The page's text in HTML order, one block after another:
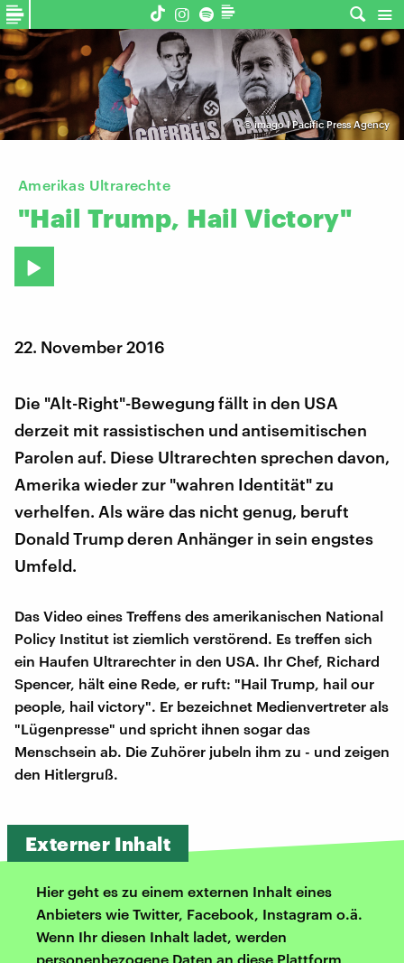
©imago I Pacific Press Agency
Amerikas Ultrarechte
"Hail Trump, Hail Victory"
22. November 2016
Die "Alt-Right"-Bewegung fällt in den USA
derzeit mit rassistischen und antisemitischen
Parolen auf. Diese Ultrarechten sprechen davon,
Amerika wieder zur "wahren Identität" zu
verhelfen. Als wäre das nicht genug, beruft
Donald Trump deren Anhänger in sein engstes
Umfeld.
Das Video eines Treffens des amerikanischen National
Policy Institut ist ziemlich verstörend. Es treffen sich
ein Haufen Ultrarechter in den USA. Ihr Chef, Richard
Spencer, hält eine Rede, er ruft: "Hail Trump, hail our
people, hail victory". Er bezeichnet Medienvertreter als
"Lügenpresse" und spricht ihnen sogar das
Menschsein ab. Die Zuhörer jubeln ihm zu - und zeigen
den Hitlergruß.
Externer Inhalt
Hier geht es zu einem externen Inhalt eines
Anbieters wie Twitter, Facebook, Instagram o.ä.
Wenn Ihr diesen Inhalt ladet, werden
personenbezogene Daten an diese Plattform